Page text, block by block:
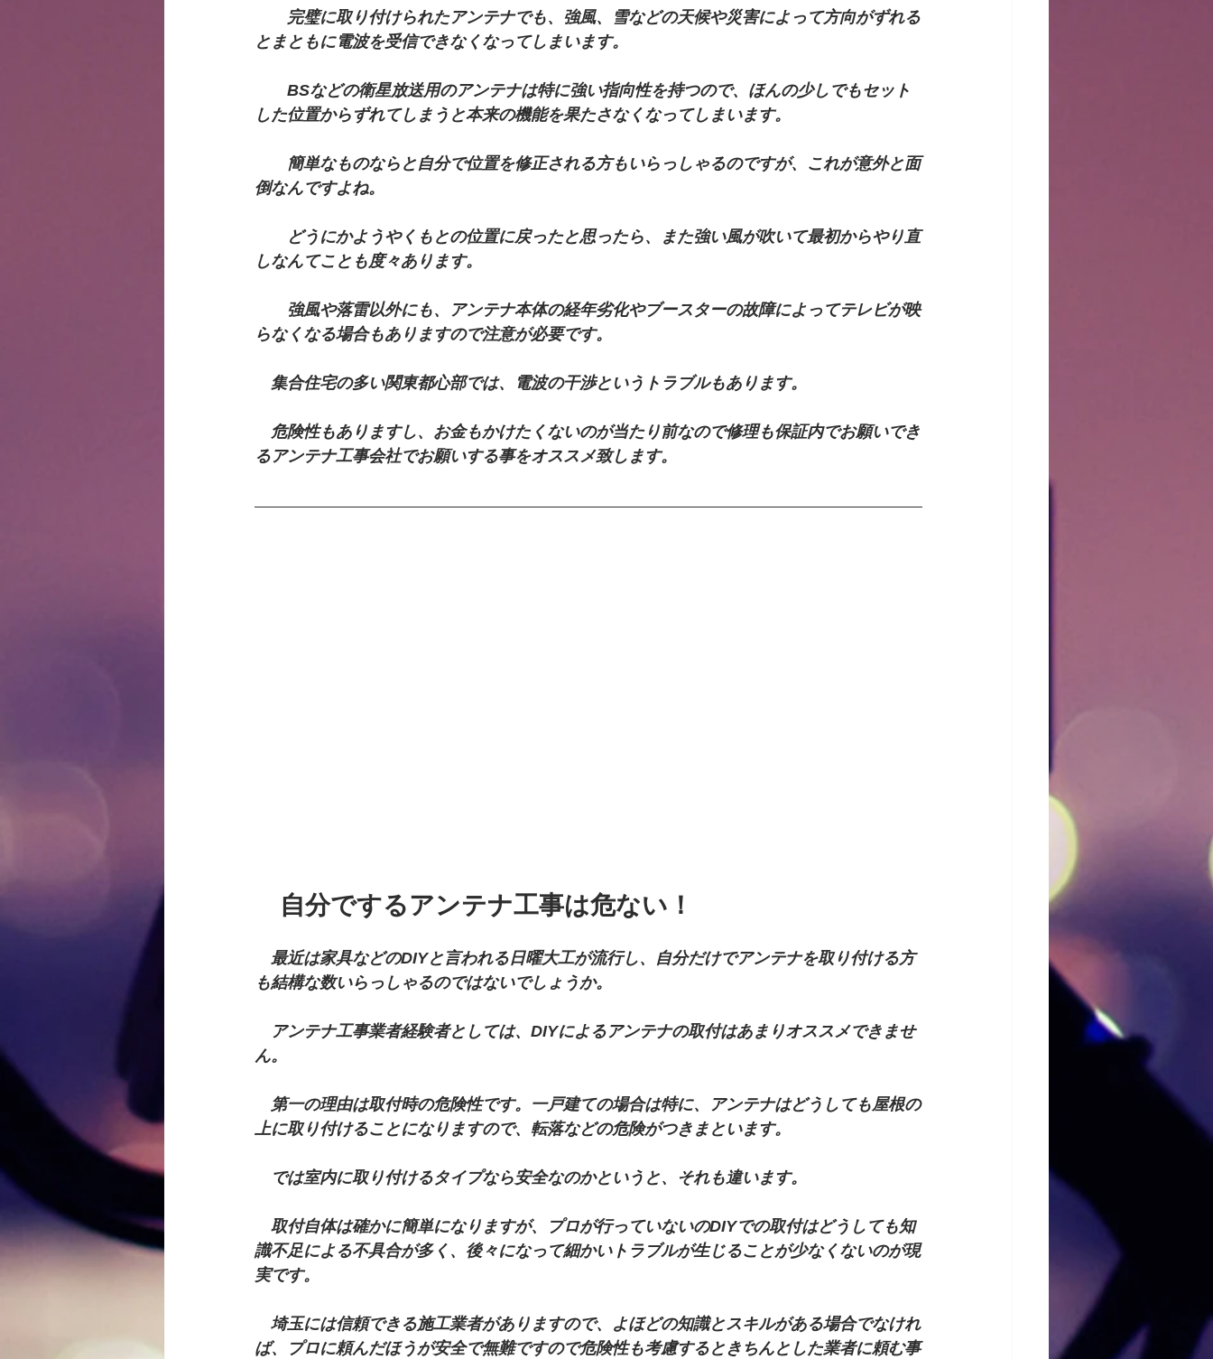
完璧に取り付けられたアンテナでも、強風、雪などの天候や災害によって方向がずれる
とまともに電波を受信できなくなってしまいます。
BSなどの衛星放送用のアンテナは特に強い指向性を持つので、ほんの少しでもセット
した位置からずれてしまうと本来の機能を果たさなくなってしまいます。
簡単なものならと自分で位置を修正される方もいらっしゃるのですが、これが意外と面
倒なんですよね。
どうにかようやくもとの位置に戻ったと思ったら、また強い風が吹いて最初からやり直
しなんてことも度々あります。
強風や落雷以外にも、アンテナ本体の経年劣化やブースターの故障によってテレビが映
らなくなる場合もありますので注意が必要です。
集合住宅の多い関東都心部では、電波の干渉というトラブルもあります。
危険性もありますし、お金もかけたくないのが当たり前なので修理も保証内でお願いでき
るアンテナ工事会社でお願いする事をオススメ致します。
自分でするアンテナ工事は危ない！
最近は家具などのDIYと言われる日曜大工が流行し、自分だけでアンテナを取り付ける方
も結構な数いらっしゃるのではないでしょうか。
アンテナ工事業者経験者としては、DIYによるアンテナの取付はあまりオススメできませ
ん。
第一の理由は取付時の危険性です。一戸建ての場合は特に、アンテナはどうしても屋根の
上に取り付けることになりますので、転落などの危険がつきまといます。
では室内に取り付けるタイプなら安全なのかというと、それも違います。
取付自体は確かに簡単になりますが、プロが行っていないのDIYでの取付はどうしても知
識不足による不具合が多く、後々になって細かいトラブルが生じることが少なくないのが現
実です。
埼玉には信頼できる施工業者がありますので、よほどの知識とスキルがある場合でなけれ
ば、プロに頼んだほうが安全で無難ですので危険性も考慮するときちんとした業者に頼む事